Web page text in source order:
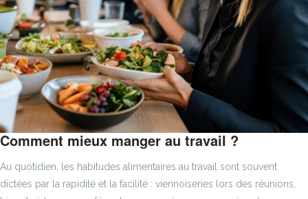
Comment mieux manger au travail ?
Au quotidien, les habitudes alimentaires au travail sont souvent
dictées par la rapidité et la facilité : viennoiseries lors des réunions,